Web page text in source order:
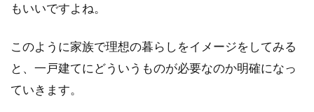
新築住宅を購入すると、せっかくだからと家具
もいいですよね。
このように家族で理想の暮らしをイメージをしてみる
と、一戸建てにどういうものが必要なのか明確になっ
ていきます。